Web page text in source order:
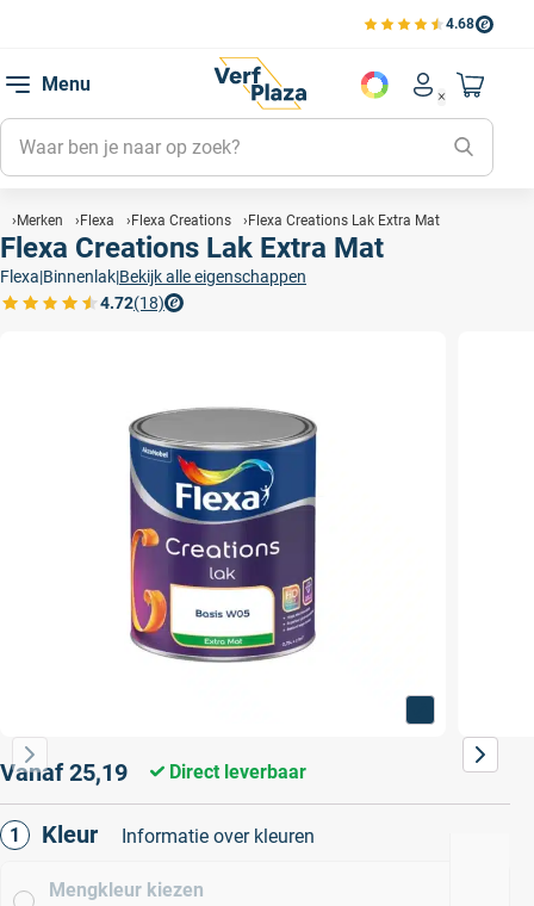
4.68
Bekijk de verfplaza
Menu
Account
Mijn
Mijn
Mijn
Naar
Merken Flexa Flexa Creations Flexa Creations Lak Extra Mat
Flexa Creations Lak Extra Mat
Flexa|Binnenlak|Bekijk alle eigenschappen
4.72(18)
Bekijk de verfplaza beoordelingen
Vanaf 25,19 Direct leverbaar
Kleur Informatie over kleuren
Mengkleur kiezen